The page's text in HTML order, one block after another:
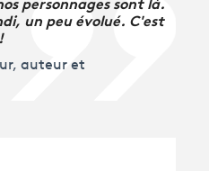
un peu évolué. C'est
auteur et